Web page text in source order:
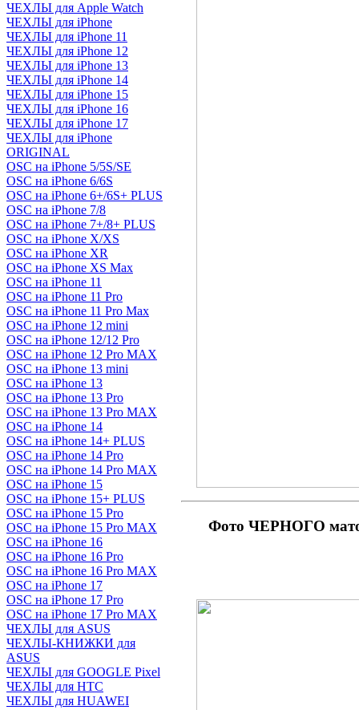
ЧЕХЛЫ для Apple Watch
ЧЕХЛЫ для iPhone
ЧЕХЛЫ для iPhone 11
ЧЕХЛЫ для iPhone 12
ЧЕХЛЫ для iPhone 13
ЧЕХЛЫ для iPhone 14
ЧЕХЛЫ для iPhone 15
ЧЕХЛЫ для iPhone 16
ЧЕХЛЫ для iPhone 17
ЧЕХЛЫ для iPhone
ORIGINAL
OSC на iPhone 5/5S/SE
OSC на iPhone 6/6S
OSC на iPhone 6+/6S+ PLUS
OSC на iPhone 7/8
OSC на iPhone 7+/8+ PLUS
OSC на iPhone X/XS
OSC на iPhone XR
OSC на iPhone XS Max
OSC на iPhone 11
OSC на iPhone 11 Pro
OSC на iPhone 11 Pro Max
OSC на iPhone 12 mini
OSC на iPhone 12/12 Pro
OSC на iPhone 12 Pro MAX
OSC на iPhone 13 mini
OSC на iPhone 13
OSC на iPhone 13 Pro
OSC на iPhone 13 Pro MAX
OSC на iPhone 14
OSC на iPhone 14+ PLUS
OSC на iPhone 14 Pro
OSC на iPhone 14 Pro MAX
OSC на iPhone 15
OSC на iPhone 15+ PLUS
OSC на iPhone 15 Pro
OSC на iPhone 15 Pro MAX
OSC на iPhone 16
OSC на iPhone 16 Pro
OSC на iPhone 16 Pro MAX
OSC на iPhone 17
OSC на iPhone 17 Pro
OSC на iPhone 17 Pro MAX
ЧЕХЛЫ для ASUS
ЧЕХЛЫ-КНИЖКИ для
ASUS
ЧЕХЛЫ для GOOGLE Pixel
ЧЕХЛЫ для HTC
ЧЕХЛЫ для HUAWEI
Фото ЧЕРНОГО